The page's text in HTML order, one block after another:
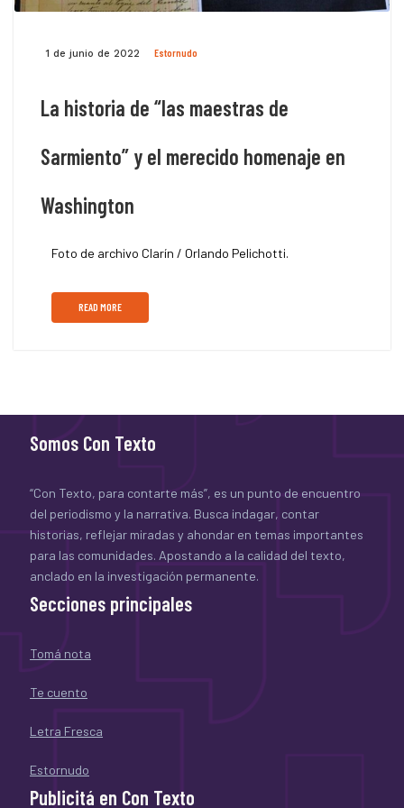
1 de junio de 2022 Estornudo
La historia de “las maestras de
Sarmiento” y el merecido homenaje en
Washington
Foto de archivo Clarín / Orlando Pelichotti.
READ MORE
Somos Con Texto
“Con Texto, para contarte más”, es un punto de encuentro
del periodismo y la narrativa. Busca indagar, contar
historias, reflejar miradas y ahondar en temas importantes
para las comunidades. Apostando a la calidad del texto,
anclado en la investigación permanente.
Secciones principales
Tomá nota
Te cuento
Letra Fresca
Estornudo
Publicitá en Con Texto